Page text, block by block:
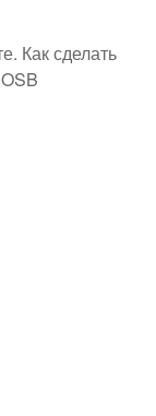
Как сделать